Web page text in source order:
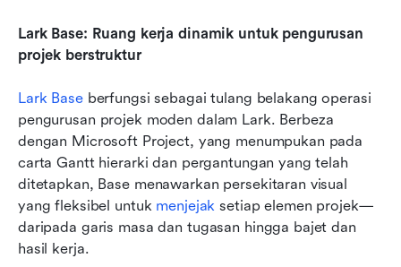
Lark Base: Ruang kerja dinamik untuk pengurusan
projek berstruktur
Lark Base berfungsi sebagai tulang belakang operasi
pengurusan projek moden dalam Lark. Berbeza
dengan Microsoft Project, yang menumpukan pada
carta Gantt hierarki dan pergantungan yang telah
ditetapkan, Base menawarkan persekitaran visual
yang fleksibel untuk menjejak setiap elemen projek—
daripada garis masa dan tugasan hingga bajet dan
hasil kerja.